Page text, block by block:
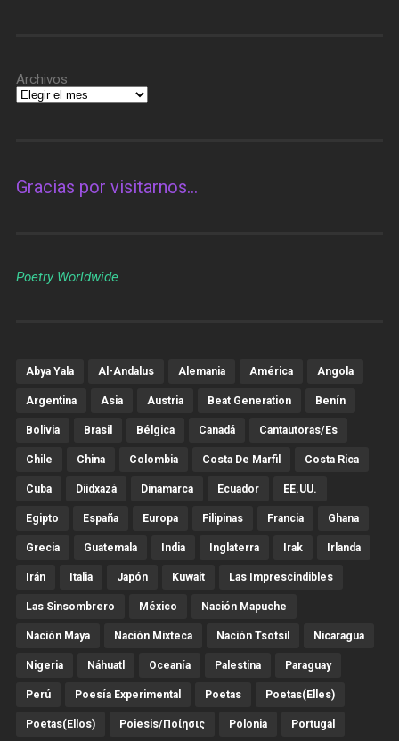
Archivos
Gracias por visitarnos…
Poetry Worldwide
Abya Yala Al-Andalus Alemania América Angola
Argentina Asia Austria Beat Generation Benín
Bolivia Brasil Bélgica Canadá Cantautoras/es
Chile China Colombia Costa De Marfil Costa Rica
Cuba Diidxazá Dinamarca Ecuador EE.UU.
Egipto España Europa Filipinas Francia Ghana
Grecia Guatemala India Inglaterra Irak Irlanda
Irán Italia Japón Kuwait Las Imprescindibles
Las Sinsombrero México Nación Mapuche
Nación Maya Nación Mixteca Nación Tsotsil Nicaragua
Nigeria Náhuatl Oceanía Palestina Paraguay
Perú Poesía Experimental Poetas Poetas(Elles)
Poetas(Ellos) Poiesis/ποίησις Polonia Portugal